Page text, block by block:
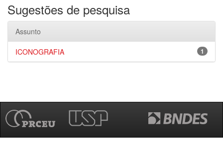
Sugestões de pesquisa
Assunto
1
ICONOGRAFIA